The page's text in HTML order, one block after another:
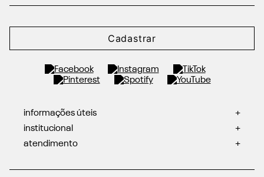
Cadastrar
informações úteis
+
institucional
+
atendimento
+